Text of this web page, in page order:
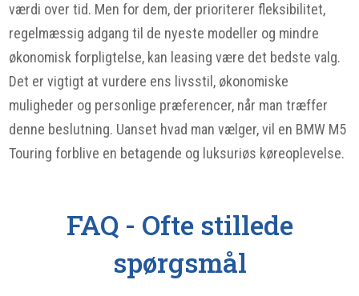
værdi over tid. Men for dem, der prioriterer fleksibilitet,
regelmæssig adgang til de nyeste modeller og mindre
økonomisk forpligtelse, kan leasing være det bedste valg.
Det er vigtigt at vurdere ens livsstil, økonomiske
muligheder og personlige præferencer, når man træffer
denne beslutning. Uanset hvad man vælger, vil en BMW M5
Touring forblive en betagende og luksuriøs køreoplevelse.
FAQ - Ofte stillede
spørgsmål